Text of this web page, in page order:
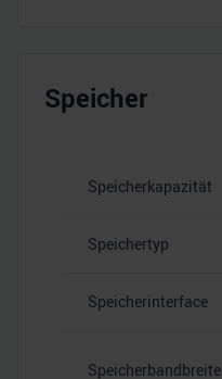
Speicher
Speicherkapazität
Speichertyp
Speicherinterface
Speicherbandbreite